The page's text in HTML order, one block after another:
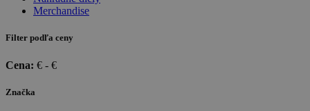
Merchandise
Filter podľa ceny
Cena: € - €
Značka